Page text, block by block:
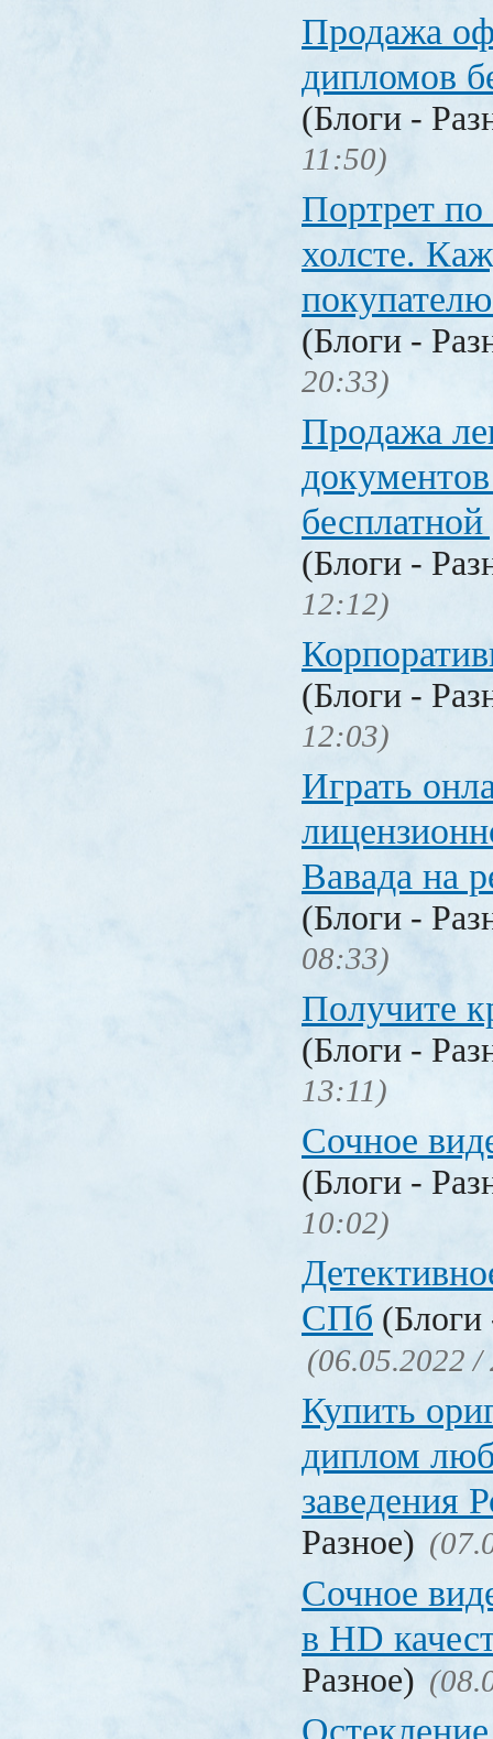
Продажа
дипломов
(Блоги -
11:50)
Портрет
холсте.
(Блоги -
20:33)
Продажа
(Блоги -
12:12)
(Блоги -
12:03)
Играть
Вавада на
(Блоги -
08:33)
Получите
(Блоги -
13:11)
Сочное
(Блоги -
10:02)
СПб (Блоги
(06.05.2022 /
Купить
диплом
заведения
Разное)
Сочное
в HD
Разное)